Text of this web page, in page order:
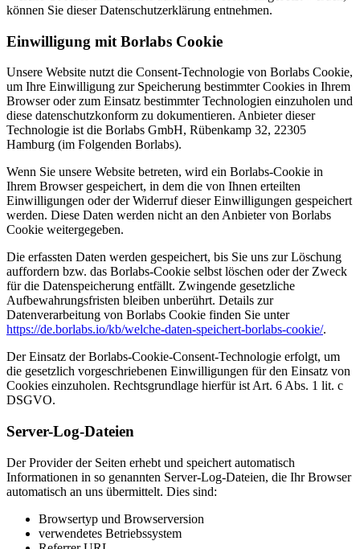
können Sie dieser Datenschutzerklärung entnehmen.
Einwilligung mit Borlabs Cookie
Unsere Website nutzt die Consent-Technologie von Borlabs Cookie,
um Ihre Einwilligung zur Speicherung bestimmter Cookies in Ihrem
Browser oder zum Einsatz bestimmter Technologien einzuholen und
diese datenschutzkonform zu dokumentieren. Anbieter dieser
Technologie ist die Borlabs GmbH, Rübenkamp 32, 22305
Hamburg (im Folgenden Borlabs).
Wenn Sie unsere Website betreten, wird ein Borlabs-Cookie in
Ihrem Browser gespeichert, in dem die von Ihnen erteilten
Einwilligungen oder der Widerruf dieser Einwilligungen gespeichert
werden. Diese Daten werden nicht an den Anbieter von Borlabs
Cookie weitergegeben.
Die erfassten Daten werden gespeichert, bis Sie uns zur Löschung
auffordern bzw. das Borlabs-Cookie selbst löschen oder der Zweck
für die Datenspeicherung entfällt. Zwingende gesetzliche
Aufbewahrungsfristen bleiben unberührt. Details zur
Datenverarbeitung von Borlabs Cookie finden Sie unter
https://de.borlabs.io/kb/welche-daten-speichert-borlabs-cookie/.
Der Einsatz der Borlabs-Cookie-Consent-Technologie erfolgt, um
die gesetzlich vorgeschriebenen Einwilligungen für den Einsatz von
Cookies einzuholen. Rechtsgrundlage hierfür ist Art. 6 Abs. 1 lit. c
DSGVO.
Server-Log-Dateien
Der Provider der Seiten erhebt und speichert automatisch
Informationen in so genannten Server-Log-Dateien, die Ihr Browser
automatisch an uns übermittelt. Dies sind:
Browsertyp und Browserversion
verwendetes Betriebssystem